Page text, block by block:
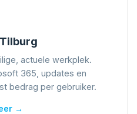
actuele werkplek.
365, updates en
bedrag per gebruiker.
→